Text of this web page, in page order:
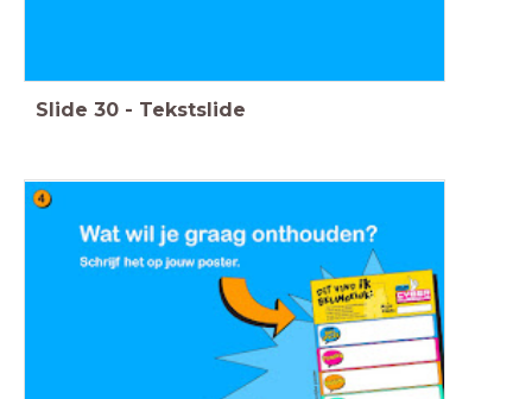
Slide 30 - Tekstslide